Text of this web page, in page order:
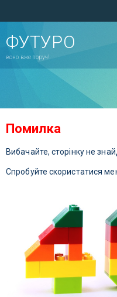
ФУТУРО
воно вже поруч!
Помилка
Вибачайте, сторінку не
Спробуйте скористатися